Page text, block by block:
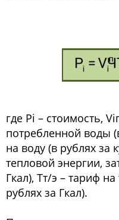
где Pi – стоимость,
потребленной воды
на воду (в рублях за
тепловой энергии,
Гкал), Tт/э – тариф
рублях за Гкал).